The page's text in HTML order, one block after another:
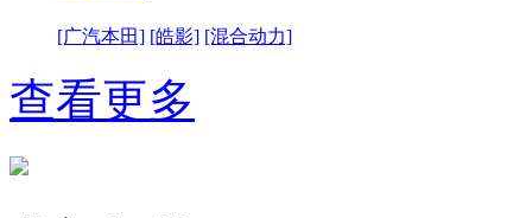
[广汽本田] [皓影] [混合动力]
查看更多